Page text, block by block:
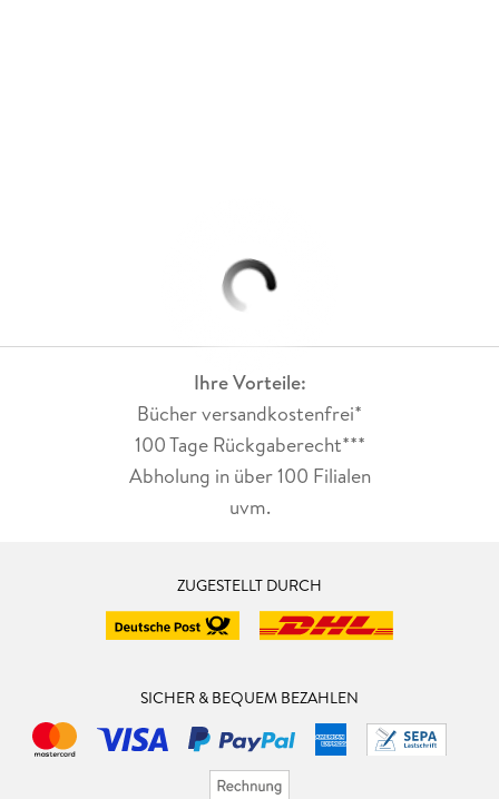
Ihre Vorteile:
Bücher versandkostenfrei*
100 Tage Rückgaberecht***
Abholung in über 100 Filialen
uvm.
ZUGESTELLT DURCH
SICHER & BEQUEM BEZAHLEN